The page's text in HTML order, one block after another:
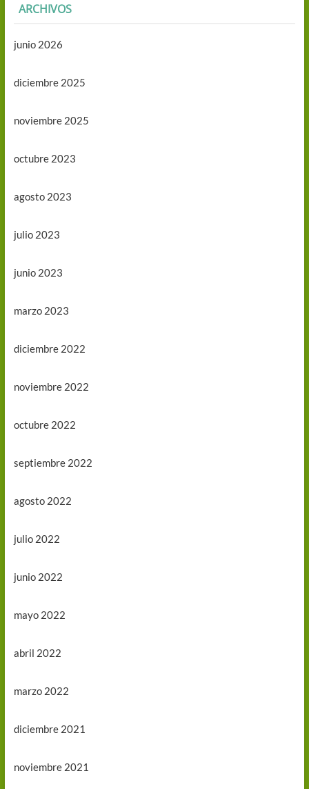
ARCHIVOS
junio 2026
diciembre 2025
noviembre 2025
octubre 2023
agosto 2023
julio 2023
junio 2023
marzo 2023
diciembre 2022
noviembre 2022
octubre 2022
septiembre 2022
agosto 2022
julio 2022
junio 2022
mayo 2022
abril 2022
marzo 2022
diciembre 2021
noviembre 2021